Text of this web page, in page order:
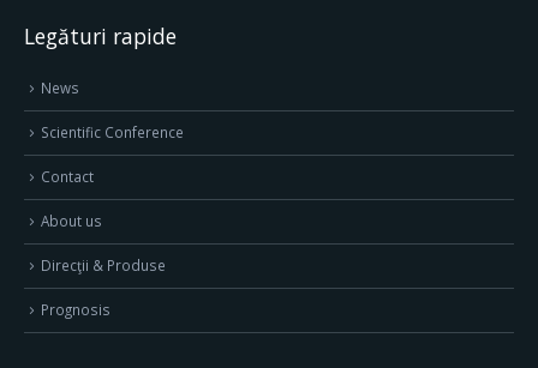
Legături rapide
News
Scientific Conference
Contact
About us
Direcţii & Produse
Prognosis